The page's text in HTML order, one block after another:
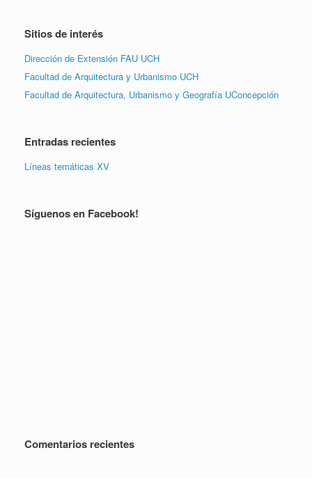
Sitios de interés
Dirección de Extensión FAU UCH
Facultad de Arquitectura y Urbanismo UCH
Facultad de Arquitectura, Urbanismo y Geografía UConcepción
Entradas recientes
Líneas temáticas XV
Síguenos en Facebook!
Comentarios recientes